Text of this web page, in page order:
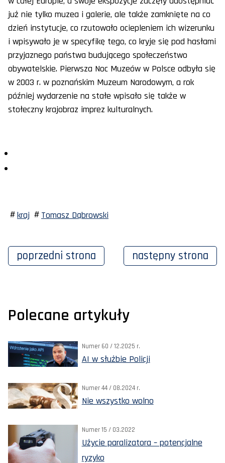
już nie tylko muzea i galerie, ale także zamknięte na co
dzień instytucje, co rzutowało ociepleniem ich wizerunku
i wpisywało je w specyfikę tego, co kryje się pod hasłami
przyjaznego państwa budującego społeczeństwo
obywatelskie. Pierwsza Noc Muzeów w Polsce odbyła się
w 2003 r. w poznańskim Muzeum Narodowym, a rok
później wydarzenie na stałe wpisało się także w
stołeczny krajobraz imprez kulturalnych.
kraj Tomasz Dąbrowski
poprzedni strona następny strona
Polecane artykuły
Numer 60 / 12.2025 r.
AI w służbie Policji
Numer 44 / 08.2024 r.
Nie wszystko wolno
Numer 15 / 03.2022
Użycie paralizatora – potencjalne
ryzyko